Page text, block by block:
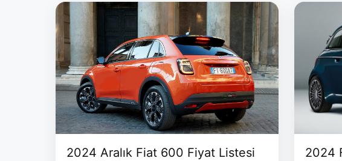
2024 Aralık Fiat 600 Fiyat Listesi
2024